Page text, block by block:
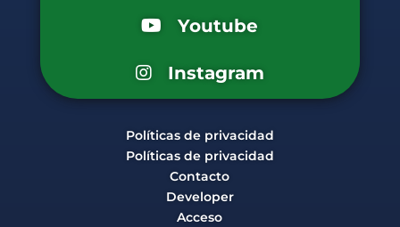
Youtube
Instagram
Políticas de privacidad
Políticas de privacidad
Contacto
Developer
Acceso